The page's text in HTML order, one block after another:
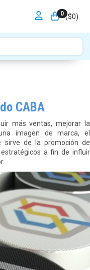
0 ($0)
CABA
más ventas, mejorar la
imagen de marca, el
sirve de la promoción de
a fin de influir